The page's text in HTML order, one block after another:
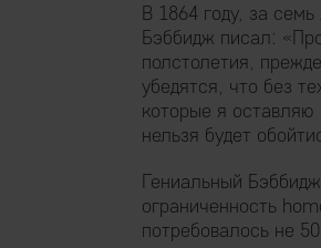
В 1864 году, за
Бэббидж писал:
полстолетия,
убедятся, что без
которые я оставляю
нельзя будет
Гениальный
ограниченность
потребовалось не